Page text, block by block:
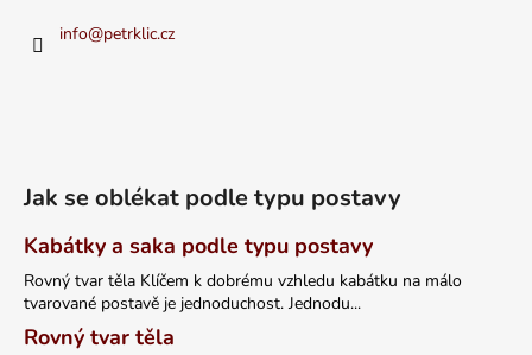
info@petrklic.cz
Jak se oblékat podle typu postavy
Kabátky a saka podle typu postavy
Rovný tvar těla Klíčem k dobrému vzhledu kabátku na málo
tvarované postavě je jednoduchost. Jednodu...
Rovný tvar těla